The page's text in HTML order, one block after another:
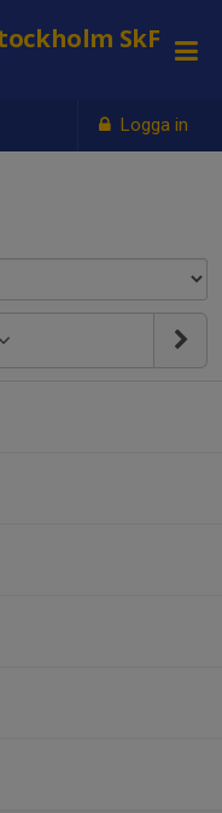
Logga in
SkF